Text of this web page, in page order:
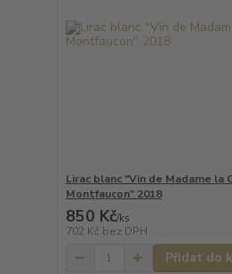
Lirac blanc "Vin de Madame la
Montfaucon" 2018
850 Kč/ks
702 Kč bez DPH
Přidat do